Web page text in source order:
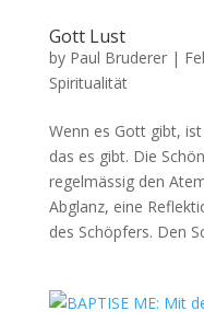
Gott Lust
by Paul Bruderer|
Spiritualität
Wenn es Gott gibt,
das es gibt. Die
regelmäs­sig den
Abglanz, eine
des Schöpfers. Den